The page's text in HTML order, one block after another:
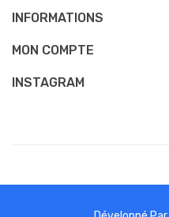
INFORMATIONS
MON COMPTE
INSTAGRAM